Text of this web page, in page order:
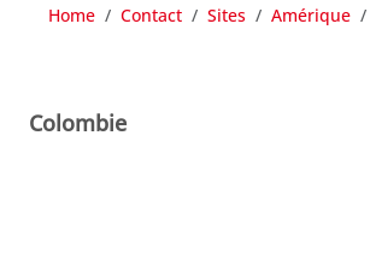
Home Contact Sites Amérique
Colombie